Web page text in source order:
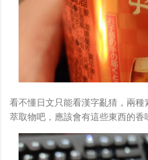
看不懂日文只能看漢字亂猜，兩
萃取物吧，應該會有這些東西的香